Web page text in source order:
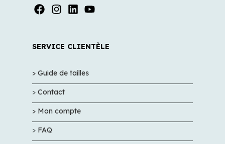
SERVICE CLIENTÈLE
> Guide de tailles
> Contact
> Mon compte
> FAQ